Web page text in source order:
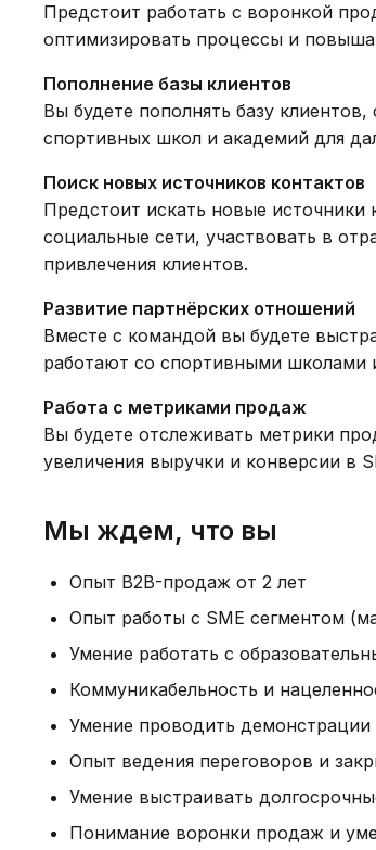
Предстоит работать с воронкой
оптимизировать процессы и
Пополнение базы клиентов
Вы будете пополнять базу
спортивных школ и академий для
Поиск новых источников контактов
Предстоит искать новые источники
социальные сети, участвовать в
привлечения клиентов.
Развитие партнёрских отношений
Вместе с командой вы будете
работают со спортивными школами
Работа с метриками продаж
Вы будете отслеживать метрики
увеличения выручки и конверсии в
Мы ждем, что вы
Опыт B2B-продаж от 2 лет
Опыт работы с SME сегментом
Умение работать с
Коммуникабельность и
Умение проводить
Опыт ведения переговоров и
Умение выстраивать
Понимание воронки продаж и